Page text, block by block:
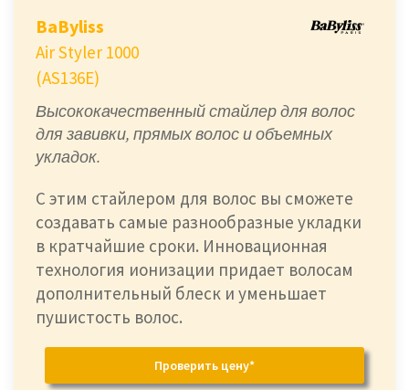
BaByliss
Air Styler 1000
(AS136E)
Высококачественный стайлер для волос
для завивки, прямых волос и объемных
укладок.
С этим стайлером для волос вы сможете
создавать самые разнообразные укладки
в кратчайшие сроки. Инновационная
технология ионизации придает волосам
дополнительный блеск и уменьшает
пушистость волос.
Проверить цену*